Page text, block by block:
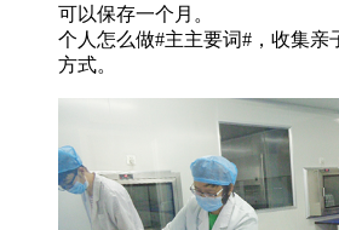
可以保存一个月。
个人怎么做#主主要词#，收集亲
方式。